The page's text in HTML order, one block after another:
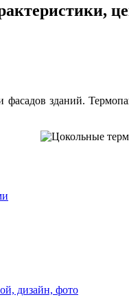
зданий.
дизайн, фото